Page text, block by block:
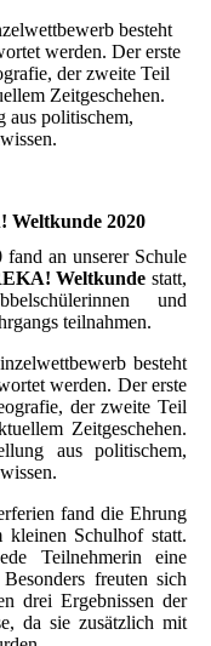
besteht
werden. Der erste
der zweite Teil
Zeitgeschehen.
aus politischem,
Weltkunde 2020
an unserer Schule
Weltkunde statt,
und
teilnahmen.
besteht
werden. Der erste
der zweite Teil
Zeitgeschehen.
aus politischem,
fand die Ehrung
kleinen Schulhof statt.
Teilnehmerin eine
freuten sich
drei Ergebnissen der
da sie zusätzlich mit